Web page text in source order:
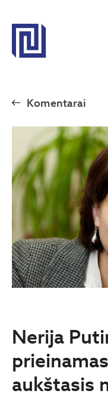
Komentarai
Nerija
aukštasis